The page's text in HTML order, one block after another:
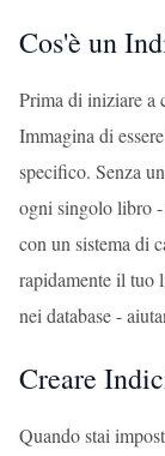
Cos'è un
Prima di iniziare a
Immagina di
specifico. Senza
ogni singolo libro
con un sistema di
rapidamente il tuo
nei database -
Creare
Quando stai